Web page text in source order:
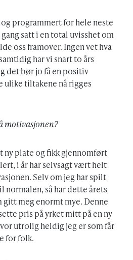
programmert for hele neste
satt i en total uvisshet om
oss framover. Ingen vet hva
har vi snart to års
det bør jo få en positiv
ulike tiltakene nå rigges
motivasjonen?
ny plate og fikk gjennomført
i år har selvsagt vært helt
Selv om jeg har spilt
så har dette årets
meg enormt mye. Denne
pris på yrket mitt på en ny
utrolig heldig jeg er som får
for folk.